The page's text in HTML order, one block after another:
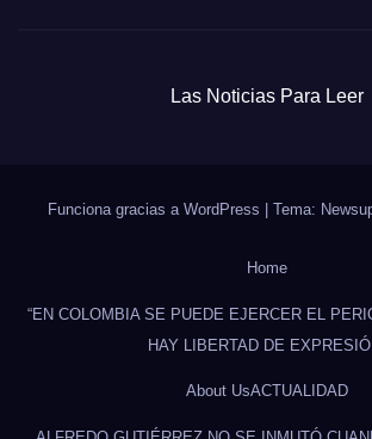
Las Noticias Para Leer
Funciona gracias a WordPress Tema:
Home
“EN COLOMBIA SE PUEDE EJERCER EL
HAY LIBERTAD DE
About UsACTUALIDAD